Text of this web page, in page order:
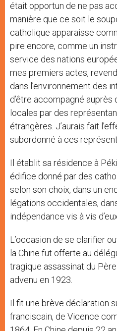
était opportun de ne pas
manière que ce soit le
catholique apparaisse
pire encore, comme un
service des nations
mes premiers actes,
dans l’environnement des
d’être accompagné
locales par des
étrangères. J’aurais fait
subordonné à ces
Il établit sa résidence à
édifice donné par des
selon son choix, dans un
légations occidentales,
indépendance vis à vis
L’occasion de se clarifier
la Chine fut offerte au
tragique assassinat du
advenu en 1923.
Il fit une brève déclaration
franciscain, de Vicence